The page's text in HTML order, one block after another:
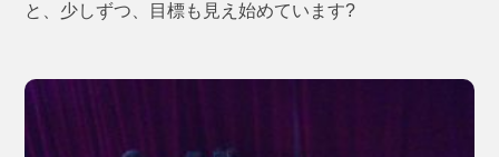
と、少しずつ、目標も見え始めています?